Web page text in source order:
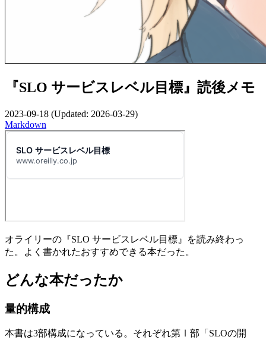
『SLO サービスレベル目標』読後メモ
2023-09-18 (Updated: 2026-03-29)
Markdown
オライリーの『SLO サービスレベル目標』を読み終わっ
た。よく書かれたおすすめできる本だった。
どんな本だったか
量的構成
本書は3部構成になっている。それぞれ第Ⅰ部「SLOの開